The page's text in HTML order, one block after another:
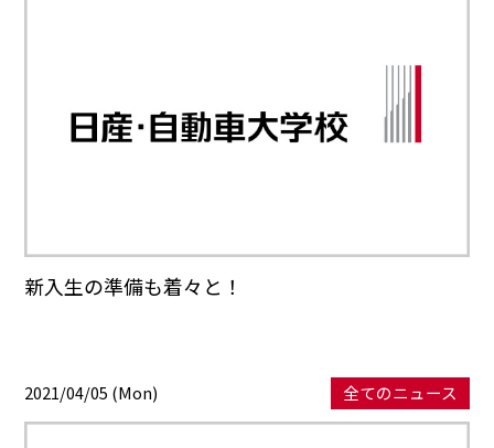
新入生の準備も着々と！
2021/04/05 (Mon) 全てのニュース